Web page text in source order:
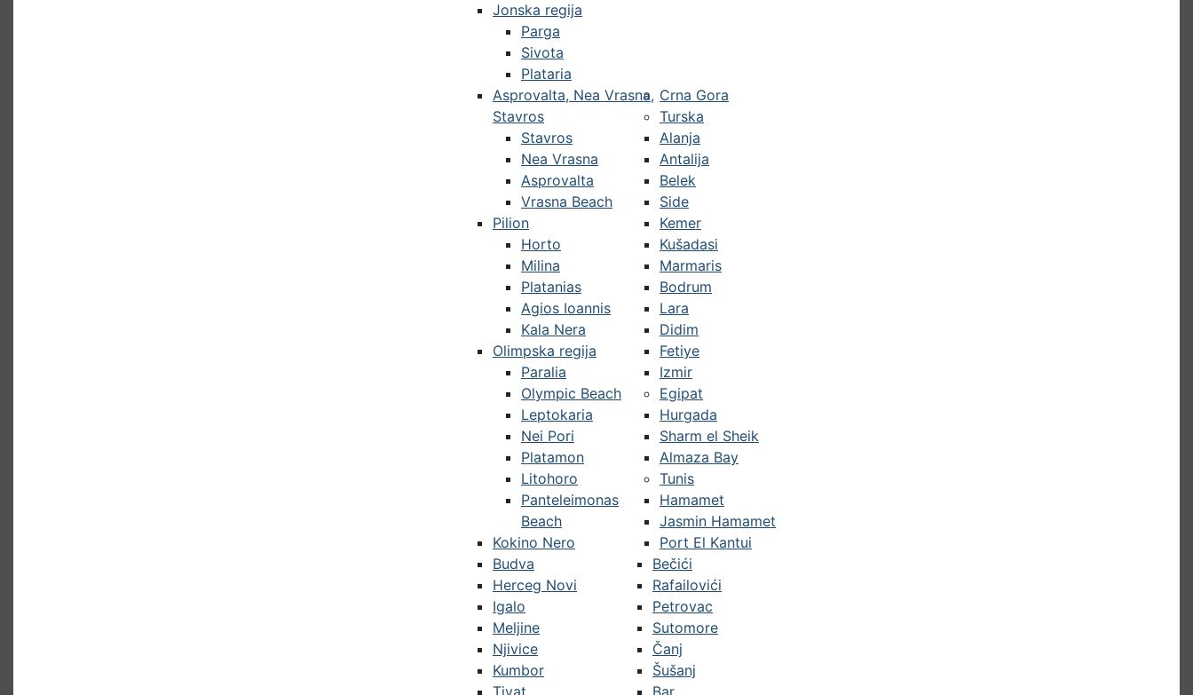
Jonska regija
Parga
Sivota
Plataria
Asprovalta, Nea Vrasna,
Stavros
Stavros
Nea Vrasna
Asprovalta
Vrasna Beach
Pilion
Horto
Milina
Platanias
Agios Ioannis
Kala Nera
Olimpska regija
Paralia
Olympic Beach
Leptokaria
Nei Pori
Platamon
Litohoro
Panteleimonas
Beach
Kokino Nero
Crna Gora
Budva
Herceg Novi
Igalo
Meljine
Njivice
Kumbor
Tivat
Bečići
Rafailovići
Petrovac
Sutomore
Čanj
Šušanj
Bar
Turska
Alanja
Antalija
Belek
Side
Kemer
Kušadasi
Marmaris
Bodrum
Lara
Didim
Fetiye
Izmir
Egipat
Hurgada
Sharm el Sheik
Almaza Bay
Tunis
Hamamet
Jasmin Hamamet
Port El Kantui